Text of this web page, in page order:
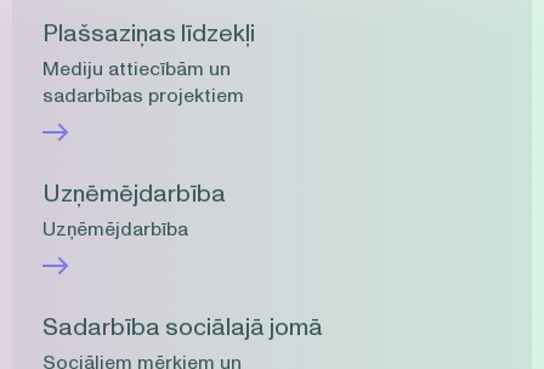
Plašsaziņas līdzekļi
Mediju attiecībām un
sadarbības projektiem
Uzņēmējdarbība
Uzņēmējdarbība
Sadarbība sociālajā jomā
Sociāliem mērķiem un